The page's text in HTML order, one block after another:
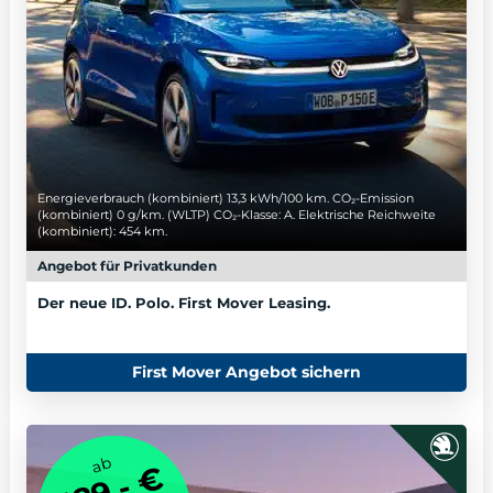
Energieverbrauch (kombiniert) 13,3 kWh/100 km. CO₂-Emission
(kombiniert) 0 g/km. (WLTP) CO₂-Klasse: A. Elektrische Reichweite
(kombiniert): 454 km.
Angebot für Privatkunden
Der neue ID. Polo. First Mover Leasing.
First Mover Angebot sichern
ab